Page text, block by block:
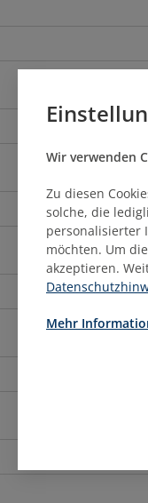
Wir verwenden
Zu diesen
solche, die
personalisierter
möchten. Um
akzeptieren.
Mehr